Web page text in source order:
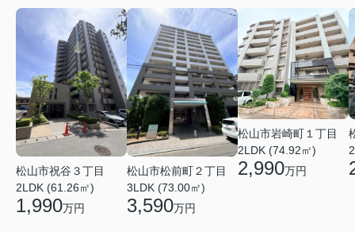
松山市祝谷３丁目
2LDK (61.26㎡)
1,990万円
松山市松前町２丁目
3LDK (73.00㎡)
3,590万円
松山市岩崎町１丁目
2LDK (74.92㎡)
2,990万円